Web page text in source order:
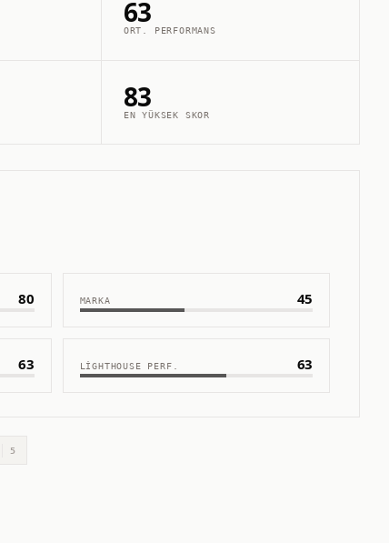
63
ORT. PERFORMANS
83
EN YÜKSEK SKOR
80 MARKA 45
63 LIGHTHOUSE PERF. 63
5